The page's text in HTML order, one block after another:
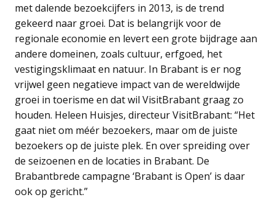
met dalende bezoekcijfers in 2013, is de trend
gekeerd naar groei. Dat is belangrijk voor de
regionale economie en levert een grote bijdrage aan
andere domeinen, zoals cultuur, erfgoed, het
vestigingsklimaat en natuur. In Brabant is er nog
vrijwel geen negatieve impact van de wereldwijde
groei in toerisme en dat wil VisitBrabant graag zo
houden. Heleen Huisjes, directeur VisitBrabant: “Het
gaat niet om méér bezoekers, maar om de juiste
bezoekers op de juiste plek. En over spreiding over
de seizoenen en de locaties in Brabant. De
Brabantbrede campagne ‘Brabant is Open’ is daar
ook op gericht.”